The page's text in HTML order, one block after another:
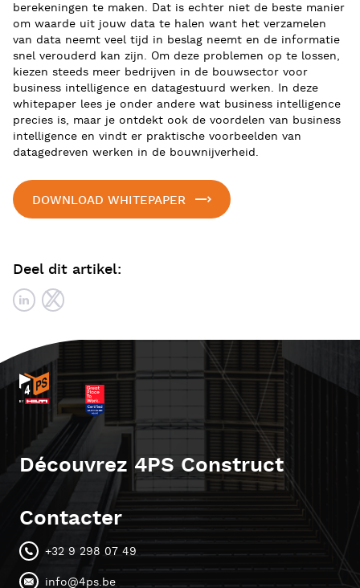
berekeningen te maken. Dat is echter niet de beste manier
om waarde uit jouw data te halen want het verzamelen
van data neemt veel tijd in beslag neemt en de informatie
snel verouderd kan zijn. Om deze problemen op te lossen,
kiezen steeds meer bedrijven in de bouwsector voor
business intelligence en datagestuurd werken. In deze
whitepaper lees je onder andere wat business intelligence
precies is, maar je ontdekt ook de voordelen van business
intelligence en vindt er praktische voorbeelden van
datagedreven werken in de bouwnijverheid.
DOWNLOAD WHITEPAPER
Deel dit artikel:
Découvrez 4PS Construct
Contacter
+32 9 298 07 49
info@4ps.be